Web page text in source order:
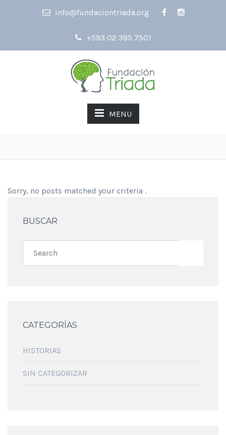
info@fundaciontriada.org
+593 02 395 7501
MENU
Sorry, no posts matched your criteria .
BUSCAR
CATEGORÍAS
HISTORIAS
SIN CATEGORIZAR